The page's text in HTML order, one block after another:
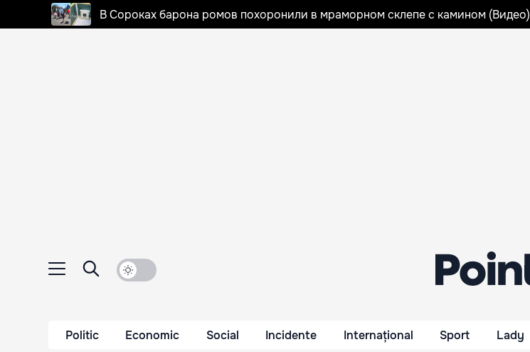
В Сороках барона ромов похоронили в мраморном склепе с камином (Видео)
Politic Economic Social Incidente Internațional Sport Lady